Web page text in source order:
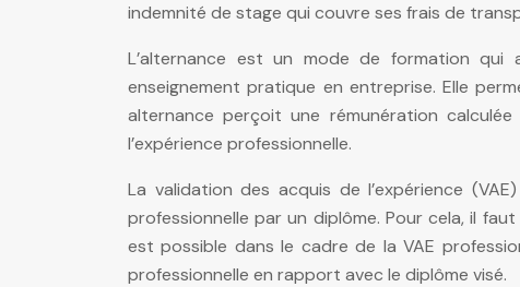
indemnité de stage qui couvre ses frais de
L’alternance est un mode de formation
enseignement pratique en entreprise. Elle
alternance perçoit une rémunération
l’expérience professionnelle.
La validation des acquis de l’expérience
professionnelle par un diplôme. Pour cela, il
est possible dans le cadre de la VAE
professionnelle en rapport avec le diplôme visé.